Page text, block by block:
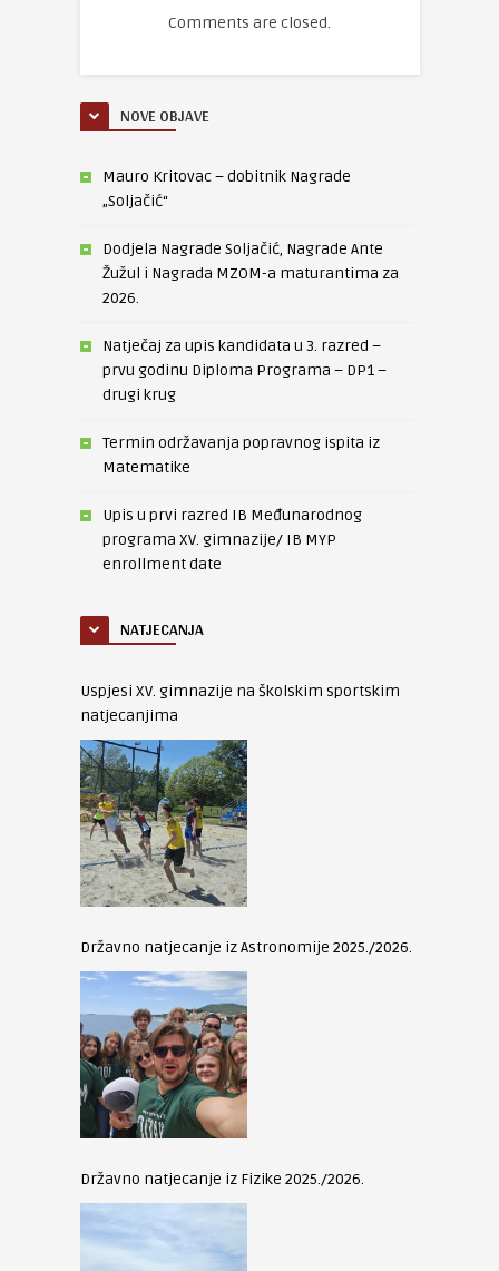
Comments are closed.
NOVE OBJAVE
Mauro Kritovac – dobitnik Nagrade
„Soljačić“
Dodjela Nagrade Soljačić, Nagrade Ante
Žužul i Nagrada MZOM-a maturantima za
2026.
Natječaj za upis kandidata u 3. razred –
prvu godinu Diploma Programa – DP1 –
drugi krug
Termin održavanja popravnog ispita iz
Matematike
Upis u prvi razred IB Međunarodnog
programa XV. gimnazije/ IB MYP
enrollment date
NATJECANJA
Uspjesi XV. gimnazije na školskim sportskim
natjecanjima
Državno natjecanje iz Astronomije 2025./2026.
Državno natjecanje iz Fizike 2025./2026.